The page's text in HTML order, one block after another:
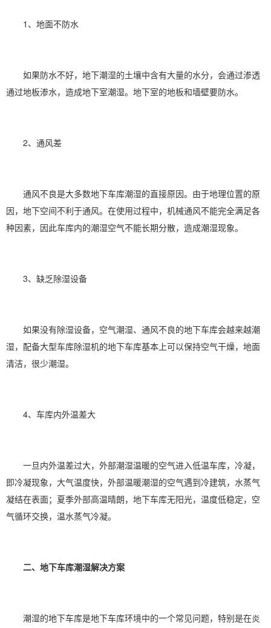
1、地面不防水
如果防水不好，地下潮湿的土壤中含有大量的水分，会通过渗透
通过地板渗水，造成地下室潮湿。地下室的地板和墙壁要防水。
2、通风差
通风不良是大多数地下车库潮湿的直接原因。由于地理位置的原
因，地下空间不利于通风。在使用过程中，机械通风不能完全满足各
种因素，因此车库内的潮湿空气不能长期分散，造成潮湿现象。
3、缺乏除湿设备
如果没有除湿设备， 空气潮湿、通风不良的地下车库会越来越潮
湿，配备大型车库除湿机的地下车库基本上可以保持空气干燥，地面
清洁，很少潮湿。
4、车库内外温差大
一旦内外温差过大，外部潮湿温暖的空气进入低温车库，冷凝，
即冷凝现象，大气温度快，外部温暖潮湿的空气遇到冷建筑，水蒸气
凝结在表面；夏季外部高温晴朗，地下车库无阳光，温度低稳定，空
气循环交换，温水蒸气冷凝。
二、地下车库潮湿解决方案
潮湿的地下车库是地下车库环境中的一个常见问题，特别是在炎